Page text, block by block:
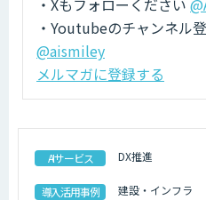
・Xもフォローください
・Youtubeのチャンネル
@aismiley
メルマガに登録する
AIサービス DX推進
導入活用事例 建設・インフラ